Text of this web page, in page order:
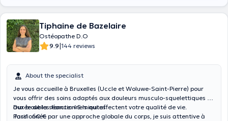
Tiphaine de Bazelaire
Ostéopathe D.O
9.9|144 reviews
About the specialist
Je vous accueille à Bruxelles (Uccle et Woluwe-Saint-Pierre) pour
vous offrir des soins adaptés aux douleurs musculo-squelettiques et
aux troubles fonctionnels qui affectent votre qualité de vie.
Passionnée par une approche globale du corps, je suis attentive à
Durée de la séance: 45 minutes
Tarif : 60 €